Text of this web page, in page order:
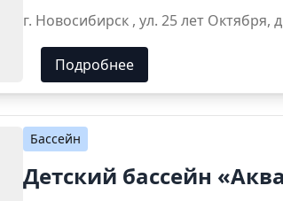
г. Новосибирск , ул. 25 лет
Подробнее
Бассейн
Детский бассейн